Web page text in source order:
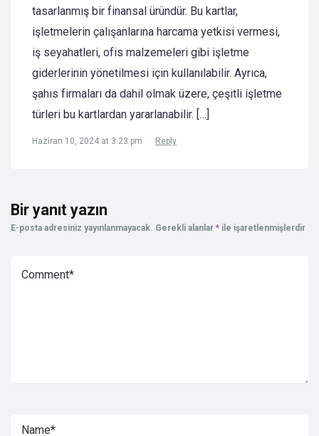
tasarlanmış bir finansal üründür. Bu kartlar,
işletmelerin çalışanlarına harcama yetkisi vermesi,
iş seyahatleri, ofis malzemeleri gibi işletme
giderlerinin yönetilmesi için kullanılabilir. Ayrıca,
şahıs firmaları da dahil olmak üzere, çeşitli işletme
türleri bu kartlardan yararlanabilir. […]
Haziran 10, 2024 at 3:23 pm Reply
Bir yanıt yazın
E-posta adresiniz yayınlanmayacak. Gerekli alanlar * ile işaretlenmişlerdir